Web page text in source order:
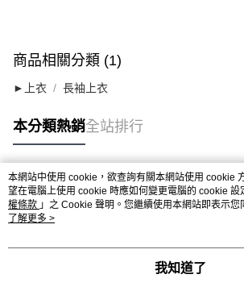
商品相關分類 (1)
►上衣 長袖上衣
本分類熱銷全站排行
熱門標籤
本網站中使用 cookie，欲查詢有關本網站使用 cookie
望在電腦上使用 cookie 時應如何變更電腦的 cookie 設
權條款 」之 Cookie 聲明。您繼續使用本網站即表示
用條款之 Cookie 聲明使用 cookie。
了解更多 >
我知道了